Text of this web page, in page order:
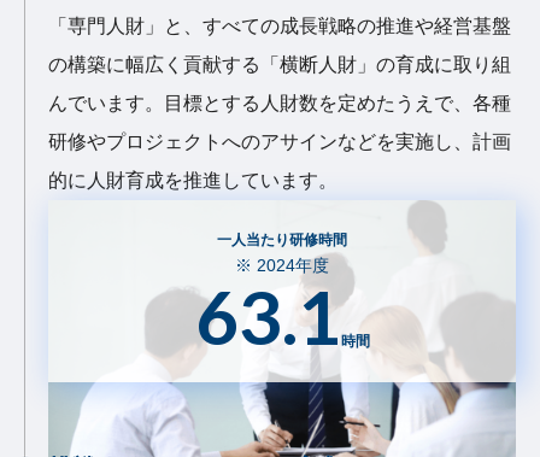
「専門人財」と、すべての成長戦略の推進や経営基盤
の構築に幅広く貢献する「横断人財」の育成に取り組
んでいます。目標とする人財数を定めたうえで、各種
研修やプロジェクトへのアサインなどを実施し、計画
的に人財育成を推進しています。
人的資本の拡充（人財の育成・採用）
一人当たり研修時間
※ 2024年度
63.1時間